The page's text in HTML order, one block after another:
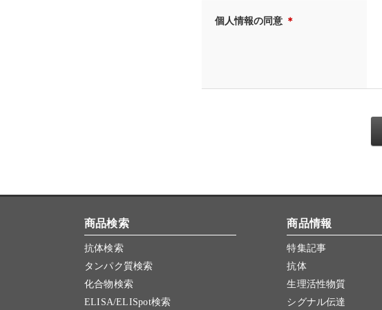
個人情報の同意 ＊
商品検索
抗体検索
タンパク質検索
化合物検索
ELISA/ELISpot検索
商品情報
特集記事
抗体
生理活性物質
シグナル伝達